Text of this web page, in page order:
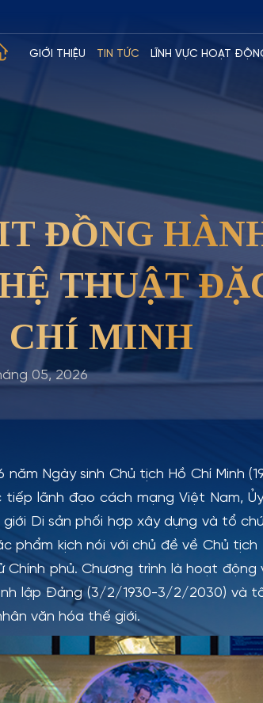
GIỚI THIỆU TIN TỨC LĨNH VỰC HOẠT
ĐỒNG
THUẬT
CHÍ MINH
05, 2026
Ngày sinh Chủ tịch Hồ Chí Minh
lãnh đạo cách mạng Việt Nam,
giới Di sản phối hợp xây dựng và tổ
kịch nói với chủ đề về Chủ tịch
Chính phủ.Chương trình là hoạt
lập Đảng (3/2/1930-3/2/2030) và
văn hóa thế giới.